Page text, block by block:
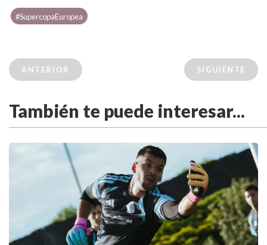
#SupercopaEuropea
ANTERIOR SIGUIENTE
También te puede interesar...